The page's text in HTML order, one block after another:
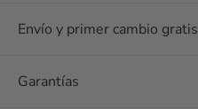
Envío y primer cambio gratis
Garantías